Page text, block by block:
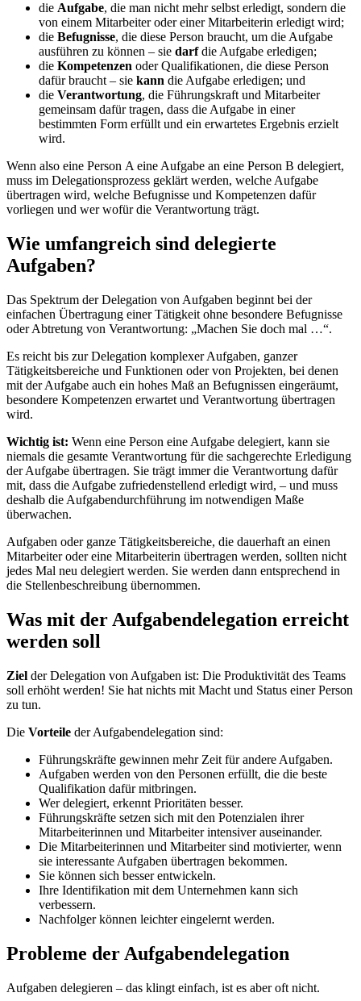
die Aufgabe, die man nicht mehr selbst erledigt, sondern die
von einem Mitarbeiter oder einer Mitarbeiterin erledigt wird;
die Befugnisse, die diese Person braucht, um die Aufgabe
ausführen zu können – sie darfdie Aufgabe erledigen;
die Kompetenzen oder Qualifikationen, die diese Person
dafür braucht – sie kann die Aufgabe erledigen; und
die Verantwortung, die Führungskraft und Mitarbeiter
gemeinsam dafür tragen, dass die Aufgabe in einer
bestimmten Form erfüllt und ein erwartetes Ergebnis erzielt
wird.
Wenn also eine Person A eine Aufgabe an eine Person B delegiert,
muss im Delegationsprozess geklärt werden, welche Aufgabe
übertragen wird, welche Befugnisse und Kompetenzen dafür
vorliegen und wer wofür die Verantwortung trägt.
Wie umfangreich sind delegierte
Aufgaben?
Das Spektrum der Delegation von Aufgaben beginnt bei der
einfachen Übertragung einer Tätigkeit ohne besondere Befugnisse
oder Abtretung von Verantwortung: „Machen Sie doch mal …“.
Es reicht bis zur Delegation komplexer Aufgaben, ganzer
Tätigkeitsbereiche und Funktionen oder von Projekten, bei denen
mit der Aufgabe auch ein hohes Maß an Befugnissen eingeräumt,
besondere Kompetenzen erwartet und Verantwortung übertragen
wird.
Wichtig ist: Wenn eine Person eine Aufgabe delegiert, kann sie
niemals die gesamte Verantwortung für die sachgerechte Erledigung
der Aufgabe übertragen. Sie trägt immer die Verantwortung dafür
mit, dass die Aufgabe zufriedenstellend erledigt wird, – und muss
deshalb die Aufgabendurchführung im notwendigen Maße
überwachen.
Aufgaben oder ganze Tätigkeitsbereiche, die dauerhaft an einen
Mitarbeiter oder eine Mitarbeiterin übertragen werden, sollten nicht
jedes Mal neu delegiert werden. Sie werden dann entsprechend in
die Stellenbeschreibung übernommen.
Was mit der Aufgabendelegation erreicht
werden soll
Ziel der Delegation von Aufgaben ist: Die Produktivität des Teams
soll erhöht werden! Sie hat nichts mit Macht und Status einer Person
zu tun.
Die Vorteile der Aufgabendelegation sind:
Führungskräfte gewinnen mehr Zeit für andere Aufgaben.
Aufgaben werden von den Personen erfüllt, die die beste
Qualifikation dafür mitbringen.
Wer delegiert, erkennt Prioritäten besser.
Führungskräfte setzen sich mit den Potenzialen ihrer
Mitarbeiterinnen und Mitarbeiter intensiver auseinander.
Die Mitarbeiterinnen und Mitarbeiter sind motivierter, wenn
sie interessante Aufgaben übertragen bekommen.
Sie können sich besser entwickeln.
Ihre Identifikation mit dem Unternehmen kann sich
verbessern.
Nachfolger können leichter eingelernt werden.
Probleme der Aufgabendelegation
Aufgaben delegieren – das klingt einfach, ist es aber oft nicht.